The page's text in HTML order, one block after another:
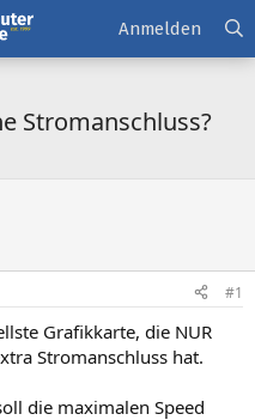
Anmelden
Stromanschluss?
#1
Grafikkarte, die NUR
Stromanschluss hat.
die maximalen Speed